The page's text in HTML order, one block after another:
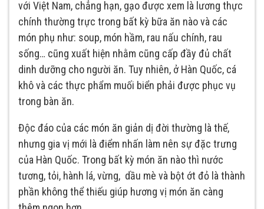
với Việt Nam, chẳng hạn, gạo được xem là lương thực
chính thường trực trong bất kỳ bữa ăn nào và các
món phụ như: soup, món hầm, rau nấu chính, rau
sống… cũng xuất hiện nhằm cũng cấp đầy đủ chất
dinh dưỡng cho người ăn. Tuy nhiên, ở Hàn Quốc, cá
khô và các thực phẩm muối biển phải được phục vụ
trong bàn ăn.
Độc đáo của các món ăn giản dị đời thường là thế,
nhưng gia vị mới là điểm nhấn làm nên sự đặc trưng
của Hàn Quốc. Trong bất kỳ món ăn nào thì nước
tương, tỏi, hành lá, vừng, dầu mè và bột ớt đỏ là thành
phần không thể thiếu giúp hương vị món ăn càng